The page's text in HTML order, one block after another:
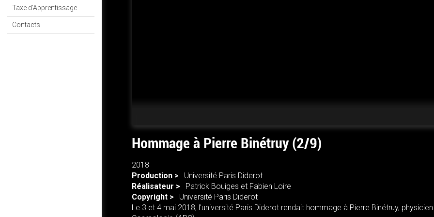
Taxe d'Apprentissage
Contacts
Hommage à Pierre Binétruy (2/9)
2018
Production >
Université Paris Diderot
Réalisateur >
Patrick Bouiges et Fabien Loire
Copyright >
Université Paris Diderot
Le 3 et 4 mai 2018, l'université Paris Diderot rendait hommage à Pierre Binétruy,